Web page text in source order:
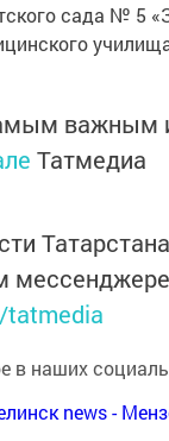
сада № 5
важным
Татмедиа
в наших
news -